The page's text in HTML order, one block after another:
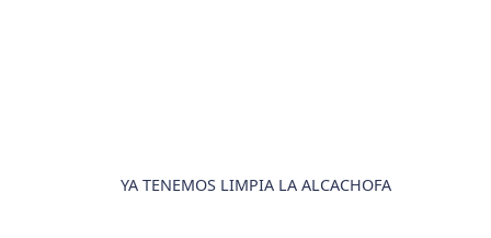
YA TENEMOS LIMPIA LA ALCACHOFA